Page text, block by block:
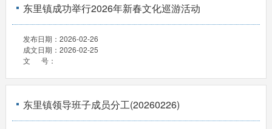
东里镇成功举行2026年新春文化巡游活动
发布日期： 2026-02-26
成文日期： 2026-02-25
文 号：
东里镇领导班子成员分工(20260226)